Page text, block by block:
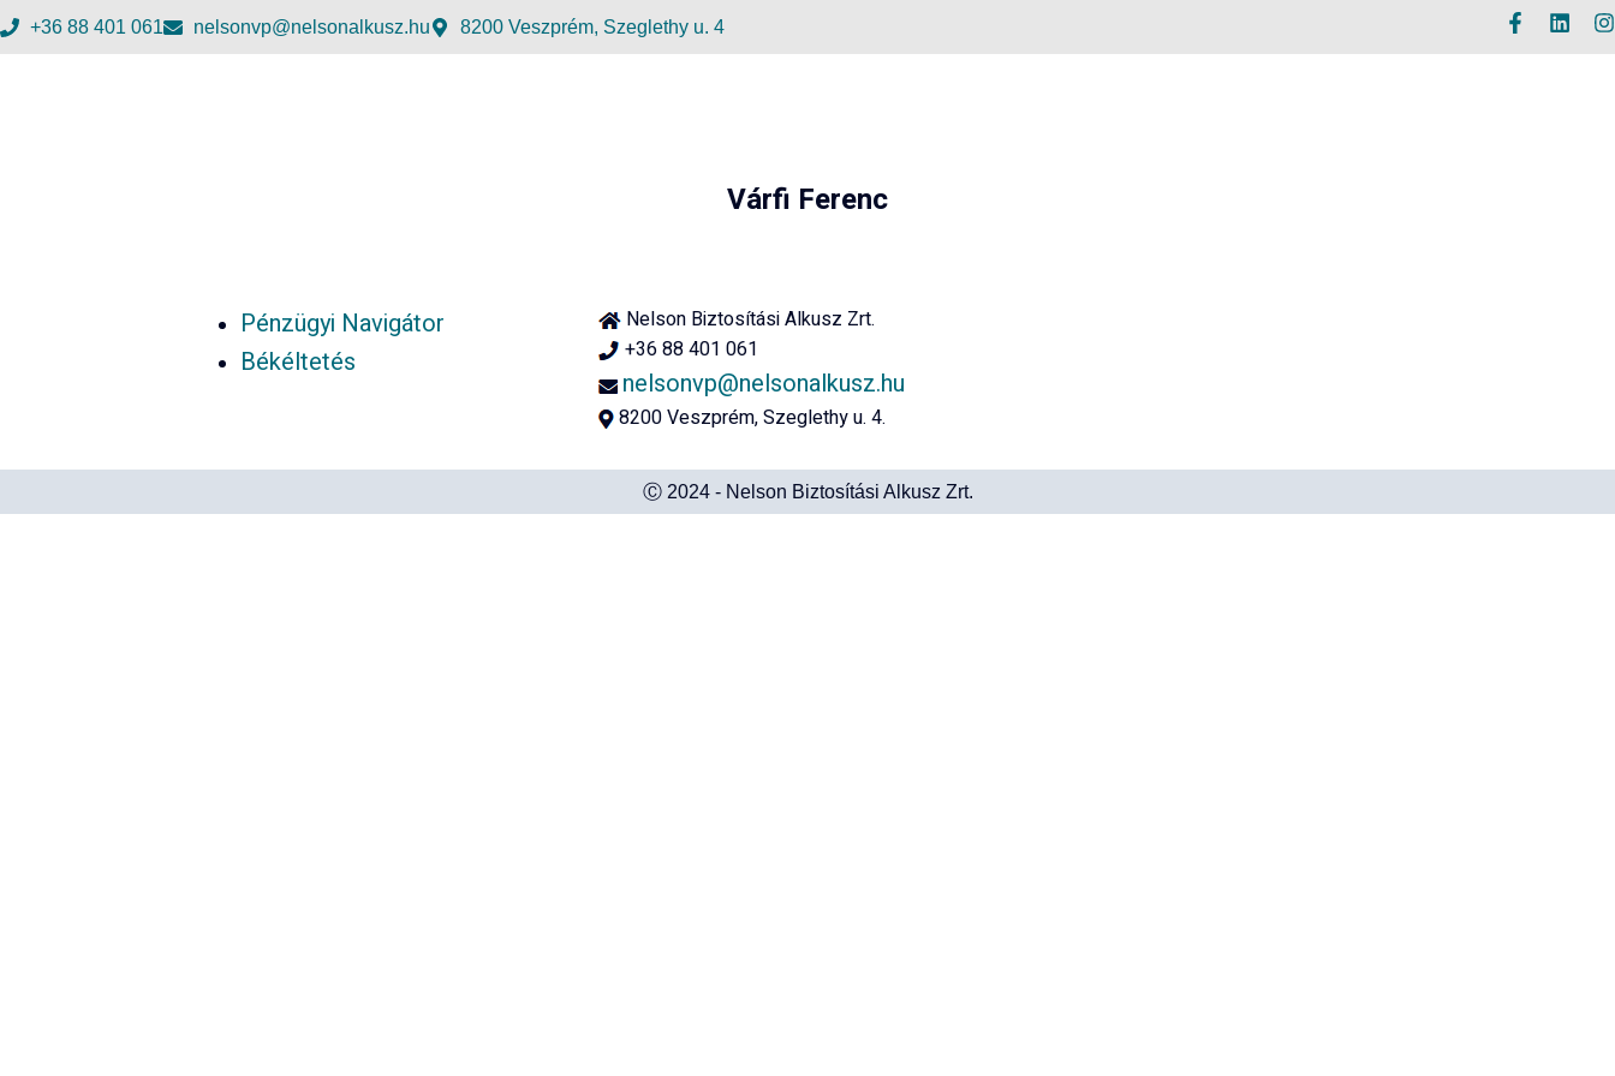
+36 88 401 061 nelsonvp@nelsonalkusz.hu 8200 Veszprém, Szeglethy u. 4
Várfi Ferenc
Pénzügyi Navigátor
Békéltetés
Nelson Biztosítási Alkusz Zrt.
+36 88 401 061
nelsonvp@nelsonalkusz.hu
8200 Veszprém, Szeglethy u. 4.
Ⓒ 2024 - Nelson Biztosítási Alkusz Zrt.